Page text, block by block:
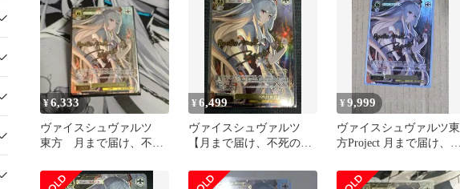
¥6,333
ヴァイスシュヴァルツ
東方 月まで届け、不死
¥6,499
ヴァイスシュヴァルツ
【月まで届け、不死の煙
¥9,999
ヴァイスシュヴァルツ東
方Project 月まで届け、不